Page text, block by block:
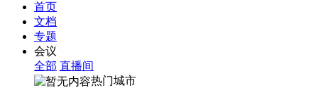
首页
文档
专题
会议
全部 直播间
热门城市